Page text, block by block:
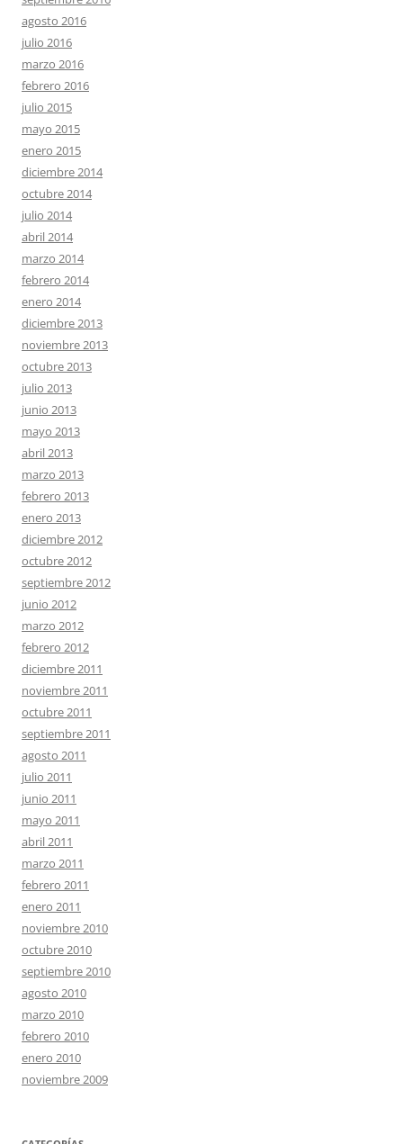
agosto 2016
julio 2016
marzo 2016
febrero 2016
julio 2015
mayo 2015
enero 2015
diciembre 2014
octubre 2014
julio 2014
abril 2014
marzo 2014
febrero 2014
enero 2014
diciembre 2013
noviembre 2013
octubre 2013
julio 2013
junio 2013
mayo 2013
abril 2013
marzo 2013
febrero 2013
enero 2013
diciembre 2012
octubre 2012
septiembre 2012
junio 2012
marzo 2012
febrero 2012
diciembre 2011
noviembre 2011
octubre 2011
septiembre 2011
agosto 2011
julio 2011
junio 2011
mayo 2011
abril 2011
marzo 2011
febrero 2011
enero 2011
noviembre 2010
octubre 2010
septiembre 2010
agosto 2010
marzo 2010
febrero 2010
enero 2010
noviembre 2009